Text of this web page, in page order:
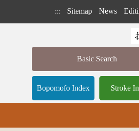
::: Sitemap News
Basic Search
Bopomofo Index Stroke